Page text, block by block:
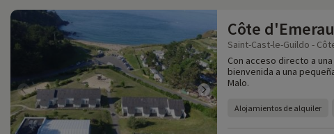
Côte
Saint-Cast-le-Guildo -
Con acceso directo a
bienvenida a una
Malo.
Alojamientos de alquiler